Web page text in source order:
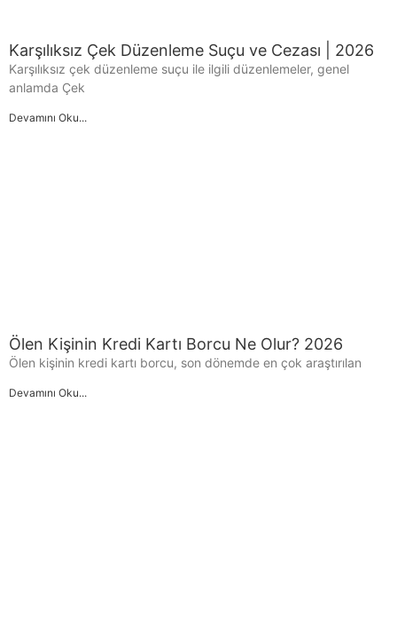
Karşılıksız Çek Düzenleme Suçu ve Cezası | 2026
Karşılıksız çek düzenleme suçu ile ilgili düzenlemeler, genel
anlamda Çek
Devamını Oku...
Ölen Kişinin Kredi Kartı Borcu Ne Olur? 2026
Ölen kişinin kredi kartı borcu, son dönemde en çok araştırılan
Devamını Oku...